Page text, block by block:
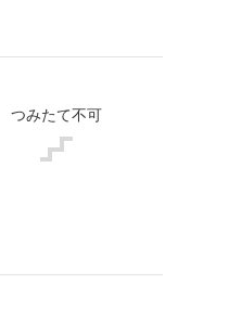
つみたて不可